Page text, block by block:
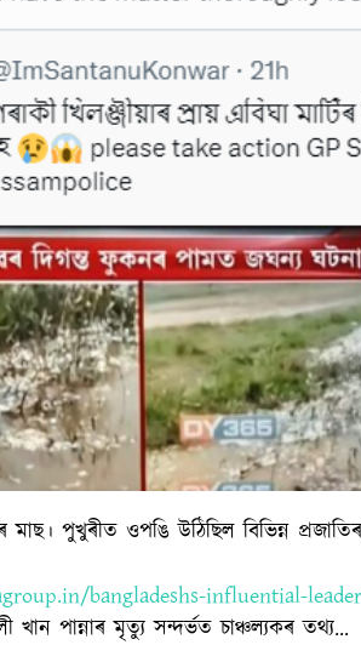
পুখুৰীত ওপঙি উঠিছিল বিভিন্ন
bangladeshs-influential-
খান পান্নাৰ মৃত্যু সন্দৰ্ভত চাঞ্চল্যকৰ তথ্য…